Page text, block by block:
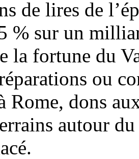
de lires de
% sur un
la fortune du
ou
Rome, dons
autour